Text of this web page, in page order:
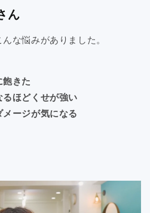
ん
な悩みがありました。
飽きた
るほどくせが強い
メージが気になる